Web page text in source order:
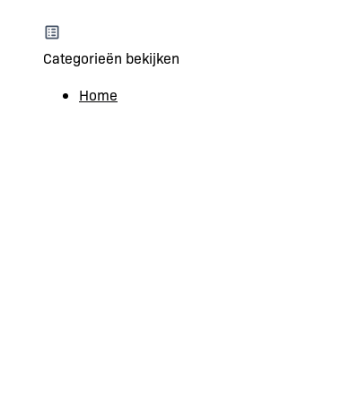
Categorieën bekijken
Home